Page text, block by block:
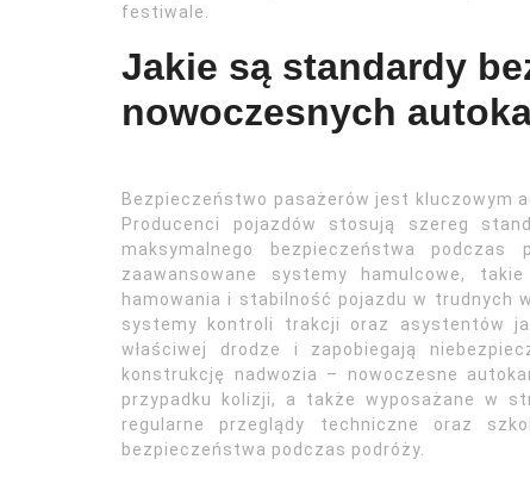
festiwale.
Jakie są standardy
nowoczesnych
Bezpieczeństwo pasażerów jest kluczowym
Producenci pojazdów stosują szereg
maksymalnego bezpieczeństwa podczas
zaawansowane systemy hamulcowe,
hamowania i stabilność pojazdu w trudnych
systemy kontroli trakcji oraz asystentów
właściwej drodze i zapobiegają
konstrukcję nadwozia – nowoczesne
przypadku kolizji, a także wyposażane w
regularne przeglądy techniczne oraz
bezpieczeństwa podczas podróży.